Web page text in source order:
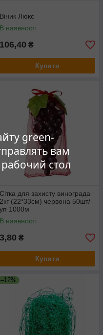
green-
вам
стол
Віник Люкс
В наявності
106,40 ₴
Купити
Сітка для захисту винограда
2кг (22*33см) червона 50шт/
уп 1000м
В наявності
3,80 ₴
Купити
–12%